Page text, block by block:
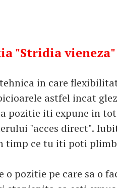
"Stridia vieneza"
in care
astfel incat
pozitie iti expune in
"acces direct".
timp ce tu iti poti
o pozitie pe care sa o